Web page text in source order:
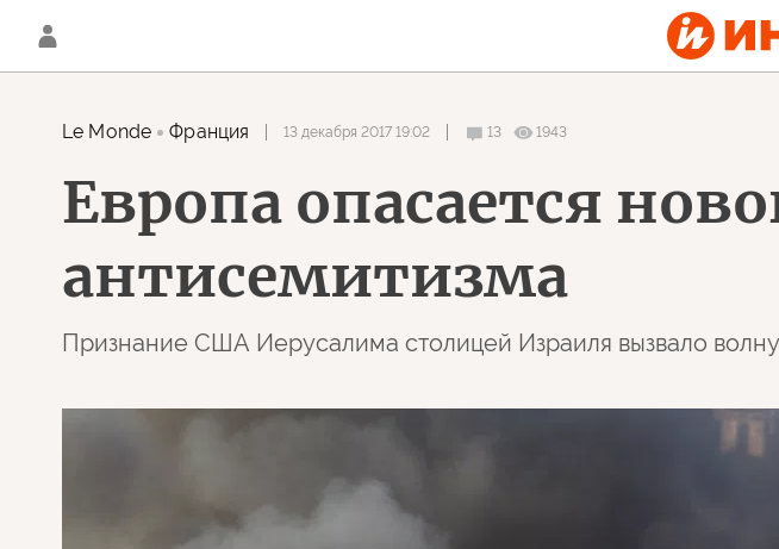
Le Monde Франция 13 декабря 2017 19:02 13 1943
Европа опасается
антисемитизма
Признание США Иерусалима столицей Израиля вызвало